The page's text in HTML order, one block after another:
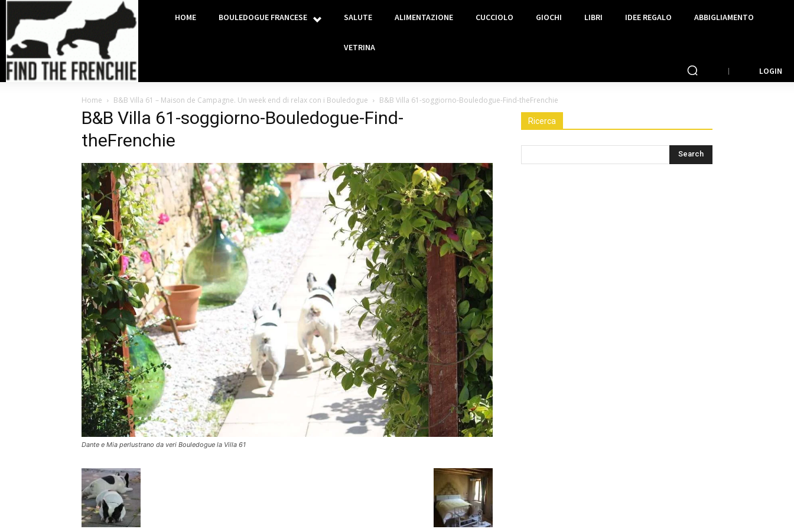
HOME BOULEDOGUE FRANCESE SALUTE ALIMENTAZIONE CUCCIOLO GIOCHI LIBRI IDEE REGALO ABBIGLIAMENTO
VETRINA
LOGIN
Home B&B Villa 61 – Maison de Campagne. Un week end di relax con i Bouledogue B&B Villa 61-soggiorno-Bouledogue-Find-theFrenchie
B&B Villa 61-soggiorno-Bouledogue-Find-
theFrenchie
Dante e Mia perlustrano da veri Bouledogue la Villa 61
Ricerca